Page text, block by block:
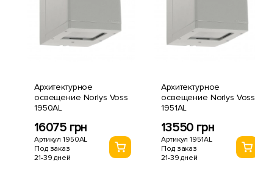
Архитектурное
освещение Norlys Voss
1950AL
16075 грн
Артикул 1950AL
Под заказ
21-39 дней
Архитектурное
освещение Norlys Voss
1951AL
13550 грн
Артикул 1951AL
Под заказ
21-39 дней